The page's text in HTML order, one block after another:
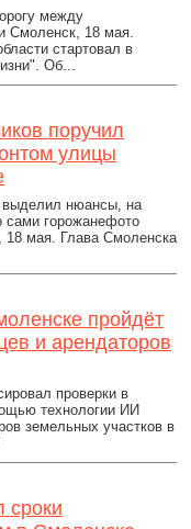
между
Смоленск, 18 мая.
стартовал в
Об...
поручил
улицы
выделил нюансы, на
сами горожанефото
18 мая. Глава Смоленска
пройдёт
и арендаторов
проверки в
технологии ИИ
земельных участков в
сроки